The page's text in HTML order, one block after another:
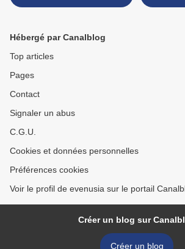
Hébergé par Canalblog
Top articles
Pages
Contact
Signaler un abus
C.G.U.
Cookies et données personnelles
Préférences cookies
Voir le profil de evenusia sur le portail
Créer un blog sur
Créer un blog